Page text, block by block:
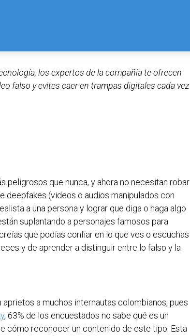
los expertos de la compañía te ofrecen
falso y evites caer en trampas digitales cada vez
peligrosos que nunca, y ahora no necesitan robar
deepfakes (videos o audios manipulados con
a una persona y lograr que diga o haga algo
suplantando a personajes famosos para
que podías confiar en lo que ves o escuchas
y de aprender a distinguir entre lo falso y la
a muchos internautas colombianos, pues
, 63% de los encuestados no sabe qué es un
cómo reconocer un contenido de este tipo. Esta